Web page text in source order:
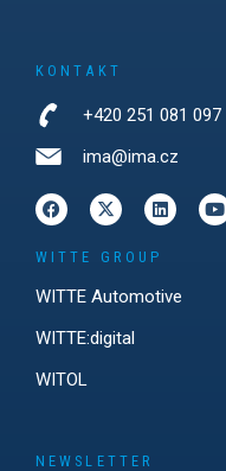
KONTAKT
+420 251 081 097
ima@ima.cz
WITTE GROUP
WITTE Automotive
WITTE:digital
WITOL
NEWSLETTER